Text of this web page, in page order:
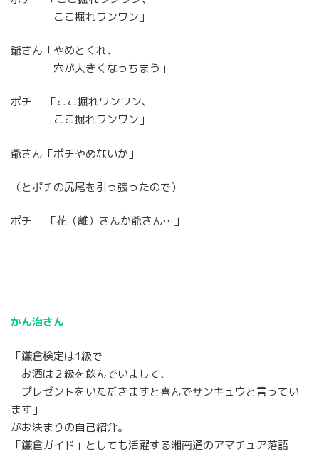
ここ掘れワンワン」
爺さん「やめとくれ、
穴が大きくなっちまう」
ポチ 「ここ掘れワンワン、
ここ掘れワンワン」
爺さん「ポチやめないか」
（とポチの尻尾を引っ張ったので）
ポチ 「花（離）さんか爺さん…」
かん治さん
「鎌倉検定は1級で
お酒は２級を飲んでいまして、
プレゼントをいただきますと喜んでサンキュウと言ってい
ます」
がお決まりの自己紹介。
「鎌倉ガイド」としても活躍する湘南通のアマチュア落語